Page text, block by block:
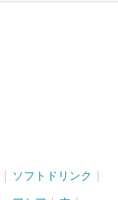
ソフトドリンク